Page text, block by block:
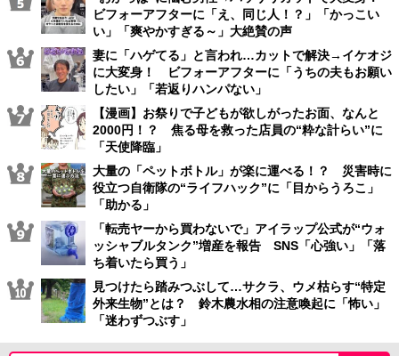
ビフォーアフターに「え、同じ人！？」「かっこい
い」「爽やかすぎる～」大絶賛の声
妻に「ハゲてる」と言われ…カットで解決→イケオジ
に大変身！ ビフォーアフターに「うちの夫もお願い
したい」「若返りハンパない」
【漫画】お祭りで子どもが欲しがったお面、なんと
2000円！？ 焦る母を救った店員の“粋な計らい”に
「天使降臨」
大量の「ペットボトル」が楽に運べる！？ 災害時に
役立つ自衛隊の“ライフハック”に「目からうろこ」
「助かる」
「転売ヤーから買わないで」アイラップ公式が“ウォ
ッシャブルタンク”増産を報告 SNS「心強い」「落
ち着いたら買う」
見つけたら踏みつぶして…サクラ、ウメ枯らす“特定
外来生物”とは？ 鈴木農水相の注意喚起に「怖い」
「迷わずつぶす」